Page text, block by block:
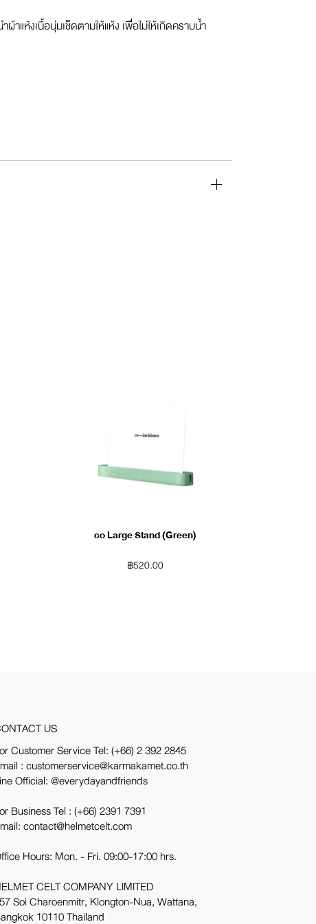
แห้งเนื้อนุ่มเช็ดตามให้แห้ง เพื่อไม่ให้เกิดคราบน้ำ
co Large Stand (Green)
฿520.00
US
Customer Service Tel:(+66) 2 392 2845
: customerservice@karmakamet.co.th
Official:@everydayandfriends
Business Tel :(+66) 2391 7391
contact@helmetcelt.com
Hours: Mon. - Fri. 09:00-17:00 hrs.
CELT COMPANY LIMITED
Soi Charoenmitr, Klongton-Nua, Wattana,
10110 Thailand